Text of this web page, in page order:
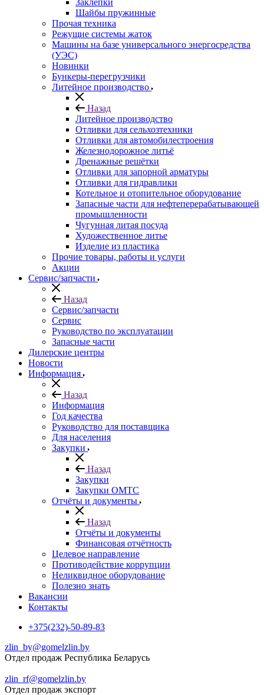
Заклепки
Шайбы пружинные
Прочая техника
Режущие системы жаток
Машины на базе универсального энергосредства
(УЭС)
Новинки
Бункеры-перегрузчики
Литейное производство
Назад
Литейное производство
Отливки для сельхозтехники
Отливки для автомобилестроения
Железнодорожное литьё
Дренажные решётки
Отливки для запорной арматуры
Отливки для гидравлики
Котельное и отопительное оборудование
Запасные части для нефтеперерабатывающей
промышленности
Чугунная литая посуда
Художественное литье
Изделие из пластика
Прочие товары, работы и услуги
Акции
Сервис/запчасти
Назад
Сервис/запчасти
Сервис
Руководство по эксплуатации
Запасные части
Дилерские центры
Новости
Информация
Назад
Информация
Год качества
Руководство для поставщика
Для населения
Закупки
Назад
Закупки
Закупки ОМТС
Отчёты и документы
Назад
Отчёты и документы
Финансовая отчётность
Целевое направление
Противодействие коррупции
Неликвидное оборудование
Полезно знать
Вакансии
Контакты
+375(232)-50-89-83
zlin_by@gomelzlin.by
Отдел продаж Республика Беларусь
zlin_rf@gomelzlin.by
Отдел продаж экспорт